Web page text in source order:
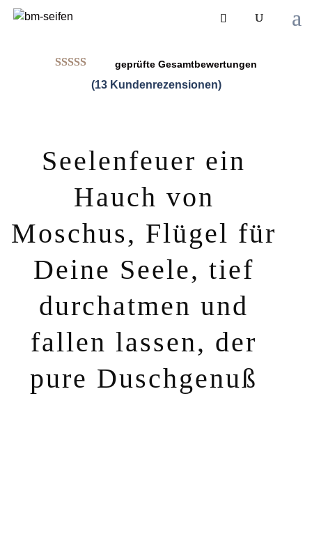
Bewertet
4.85von
geprüfte Gesamtbewertungen
(13Kundenrezensionen)
Seelenfeuer ein
Hauch von
Moschus, Flügel für
Deine Seele, tief
durchatmen und
fallen lassen, der
pure Duschgenuß